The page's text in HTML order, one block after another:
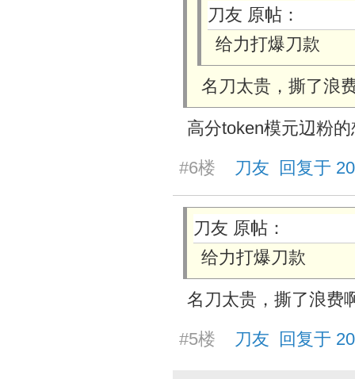
刀友 原帖：
给力打爆刀款
名刀太贵，撕了浪
高分token模元辺粉
#6楼 刀友 回复于
刀友 原帖：
给力打爆刀款
名刀太贵，撕了浪费
#5楼 刀友 回复于